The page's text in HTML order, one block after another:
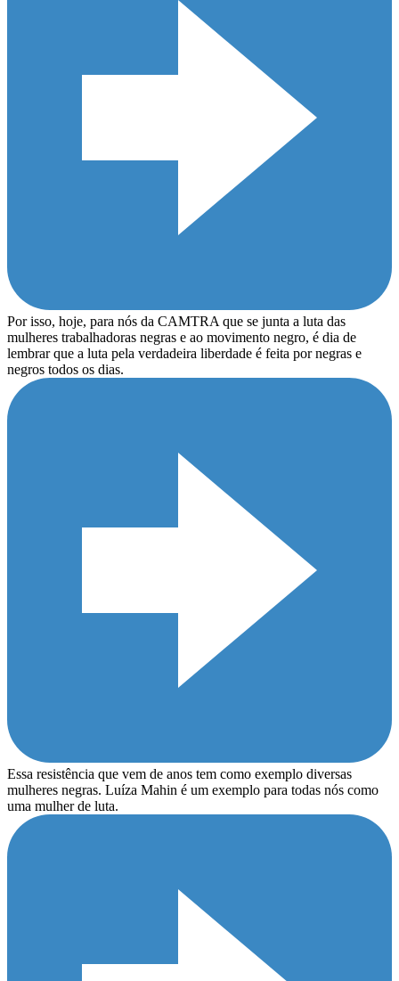
Por isso, hoje, para nós da CAMTRA que se junta a luta das
mulheres trabalhadoras negras e ao movimento negro, é dia de
lembrar que a luta pela verdadeira liberdade é feita por negras e
negros todos os dias.
Essa resistência que vem de anos tem como exemplo diversas
mulheres negras. Luíza Mahin é um exemplo para todas nós como
uma mulher de luta.